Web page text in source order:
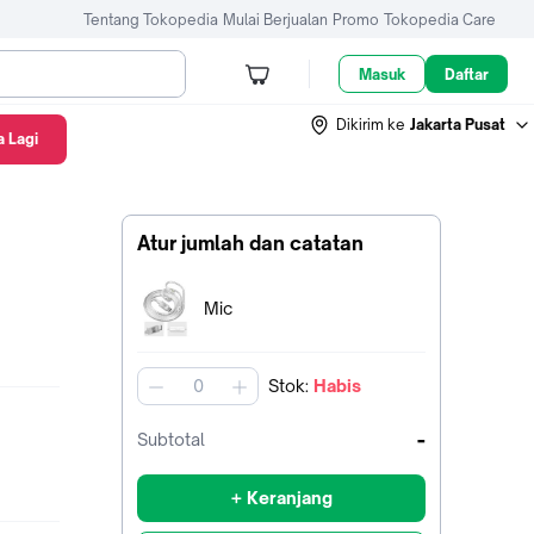
Tentang Tokopedia Mulai Berjualan Promo Tokopedia Care
Masuk Daftar
Dikirim ke Jakarta Pusat
Atur jumlah dan catatan
Terpilih:
Mic
jumlah Stok: Habis
Subtotal -
+ Keranjang
Lagi